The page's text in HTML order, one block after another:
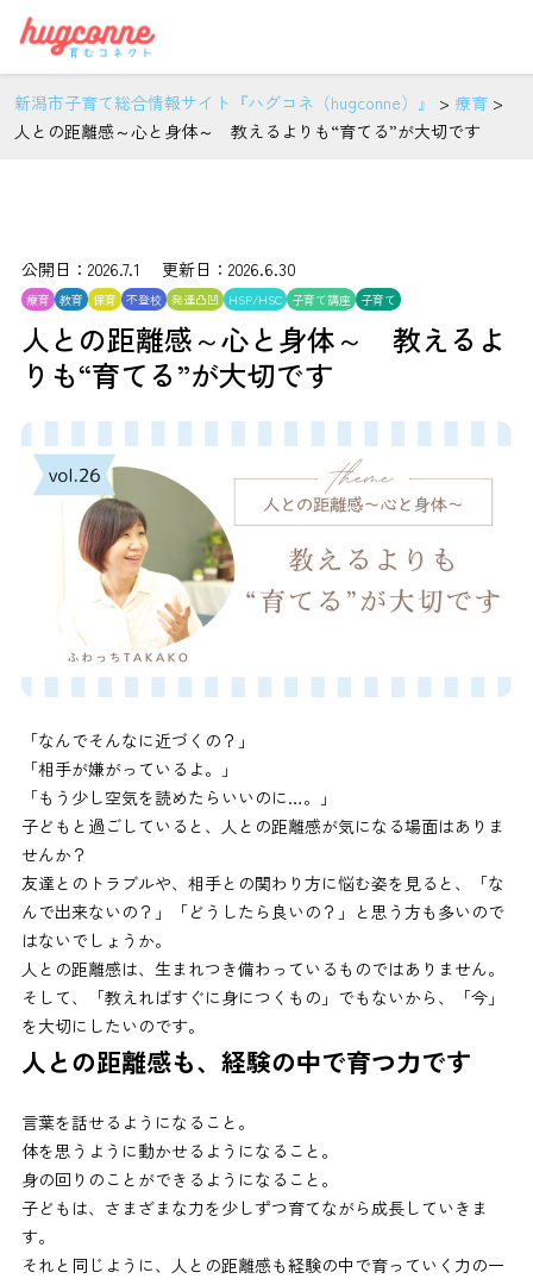
新潟市子育て総合情報サイト『ハグコネ（hugconne）』 > 療育 >
人との距離感～心と身体～ 教えるよりも“育てる”が大切です
公開日：2026.7.1 更新日：2026.6.30
療育 教育 保育 不登校 発達凸凹 HSP/HSC 子育て講座 子育て
人との距離感～心と身体～ 教えるよ
りも“育てる”が大切です
「なんでそんなに近づくの？」
「相手が嫌がっているよ。」
「もう少し空気を読めたらいいのに…。」
子どもと過ごしていると、人との距離感が気になる場面はありま
せんか？
友達とのトラブルや、相手との関わり方に悩む姿を見ると、「な
んで出来ないの？」「どうしたら良いの？」と思う方も多いので
はないでしょうか。
人との距離感は、生まれつき備わっているものではありません。
そして、「教えればすぐに身につくもの」でもないから、「今」
を大切にしたいのです。
人との距離感も、経験の中で育つ力です
言葉を話せるようになること。
体を思うように動かせるようになること。
身の回りのことができるようになること。
子どもは、さまざまな力を少しずつ育てながら成長していきま
す。
それと同じように、人との距離感も経験の中で育っていく力の一